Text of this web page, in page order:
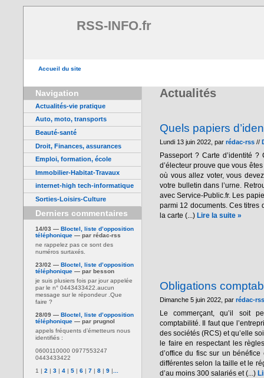
RSS-INFO.fr
Accueil du site
Navigation
Actualités-vie pratique
Auto, moto, transports
Beauté-santé
Droit, Finances, assurances
Emploi, formation, école
Immobilier-Habitat-Travaux
internet-high tech-informatique
Sorties-Loisirs-Culture
Derniers commentaires
14/03 — Bloctel, liste d’opposition
téléphonique — par rédac-rss
ne rappelez pas ce sont des
numéros surtaxés.
23/02 — Bloctel, liste d’opposition
téléphonique — par besson
je suis plusiers fois par jour appelée
par le n° 0443433422.aucun
message sur le répondeur .Que
faire ?
28/09 — Bloctel, liste d’opposition
téléphonique — par prugnol
appels fréquents d’émetteurs nous
identifiés :
0600110000 0977553247
0443433422
1 | 2 | 3 | 4 | 5 | 6 | 7 | 8 | 9 |
Actualités
Quels papiers
Lundi 13 juin 2022, par rédac-rss //
Passeport ? Carte d’identité
d’électeur prouve que vous
où vous allez voter, vous
votre bulletin dans l’urne.
avec Service-Public.fr. Les
parmi 12 documents. Ces titres
la carte (...) Lire la suite »
Obligations
Dimanche 5 juin 2022, par rédac-rss
Le commerçant, qu’il soit
comptabilité. Il faut que
des sociétés (RCS) et qu’elle
le faire en respectant les
d’office du fisc sur un
différentes selon la taille et le
d’au moins 300 salariés et (...)